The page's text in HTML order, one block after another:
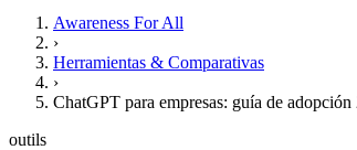
Awareness For All
›
Herramientas & Comparativas
›
ChatGPT para empresas: guía de adopción
outils